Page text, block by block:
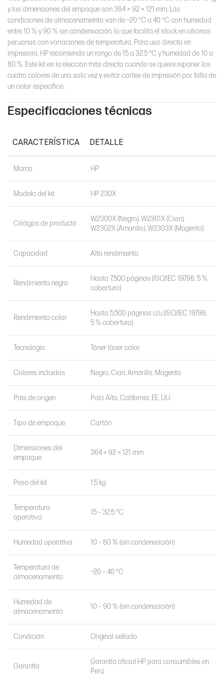
y las dimensiones del empaque son 364 × 92 × 121 mm. Las
condiciones de almacenamiento van de −20 °C a 40 °C con humedad
entre 10 % y 90 % sin condensación, lo que facilita el stock en oficinas
peruanas con variaciones de temperatura. Para uso directo en
impresora, HP recomienda un rango de 15 a 32.5 °C y humedad de 10 a
80 %. Este kit es la elección más directa cuando se quiere reponer los
cuatro colores de una sola vez y evitar cortes de impresión por falta de
un color específico.
Especificaciones técnicas
CARACTERÍSTICA DETALLE
Marca HP
Modelo del kit HP 230X
Códigos de producto
W2300X (Negro), W2301X (Cian),
W2302X (Amarillo), W2303X (Magenta)
Capacidad Alto rendimiento
Rendimiento negro
Hasta 7,500 páginas (ISO/IEC 19798, 5 %
cobertura)
Rendimiento color
Hasta 5,500 páginas c/u (ISO/IEC 19798,
5 % cobertura)
Tecnología Tóner láser color
Colores incluidos Negro, Cian, Amarillo, Magenta
País de origen Palo Alto, California, EE. UU.
Tipo de empaque Cartón
Dimensiones del
empaque
364 × 92 × 121 mm
Peso del kit 1.5 kg
Temperatura
operativa
15 – 32.5 °C
Humedad operativa 10 – 80 % (sin condensación)
Temperatura de
almacenamiento
−20 – 40 °C
Humedad de
almacenamiento
10 – 90 % (sin condensación)
Condición Original sellado
Garantía
Garantía oficial HP para consumibles en
Perú